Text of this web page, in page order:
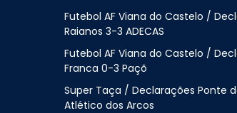
Futebol AF Viana do Castelo /
Raianos 3-3 ADECAS
Futebol AF Viana do Castelo /
Franca 0-3 Paçõ
Super Taça / Declarações Ponte
Atlético dos Arcos